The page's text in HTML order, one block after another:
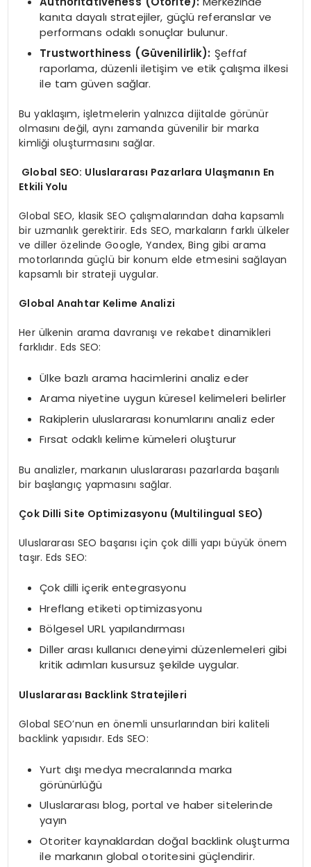
kanıta dayalı stratejiler, güçlü referanslar ve
performans odaklı sonuçlar bulunur.
Trustworthiness (Güvenilirlik): Şeffaf
raporlama, düzenli iletişim ve etik çalışma ilkesi
ile tam güven sağlar.
Bu yaklaşım, işletmelerin yalnızca dijitalde görünür
olmasını değil, aynı zamanda güvenilir bir marka
kimliği oluşturmasını sağlar.
Global SEO: Uluslararası Pazarlara Ulaşmanın En
Etkili Yolu
Global SEO, klasik SEO çalışmalarından daha kapsamlı
bir uzmanlık gerektirir. Eds SEO, markaların farklı ülkeler
ve diller özelinde Google, Yandex, Bing gibi arama
motorlarında güçlü bir konum elde etmesini sağlayan
kapsamlı bir strateji uygular.
Global Anahtar Kelime Analizi
Her ülkenin arama davranışı ve rekabet dinamikleri
farklıdır. Eds SEO:
Ülke bazlı arama hacimlerini analiz eder
Arama niyetine uygun küresel kelimeleri belirler
Rakiplerin uluslararası konumlarını analiz eder
Fırsat odaklı kelime kümeleri oluşturur
Bu analizler, markanın uluslararası pazarlarda başarılı
bir başlangıç yapmasını sağlar.
Çok Dilli Site Optimizasyonu (Multilingual SEO)
Uluslararası SEO başarısı için çok dilli yapı büyük önem
taşır. Eds SEO:
Çok dilli içerik entegrasyonu
Hreflang etiketi optimizasyonu
Bölgesel URL yapılandırması
Diller arası kullanıcı deneyimi düzenlemeleri gibi
kritik adımları kusursuz şekilde uygular.
Uluslararası Backlink Stratejileri
Global SEO’nun en önemli unsurlarından biri kaliteli
backlink yapısıdır. Eds SEO:
Yurt dışı medya mecralarında marka
görünürlüğü
Uluslararası blog, portal ve haber sitelerinde
yayın
Otoriter kaynaklardan doğal backlink oluşturma
ile markanın global otoritesini güçlendirir.